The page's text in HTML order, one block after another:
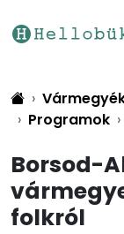
Programok
Borsod-
folkról